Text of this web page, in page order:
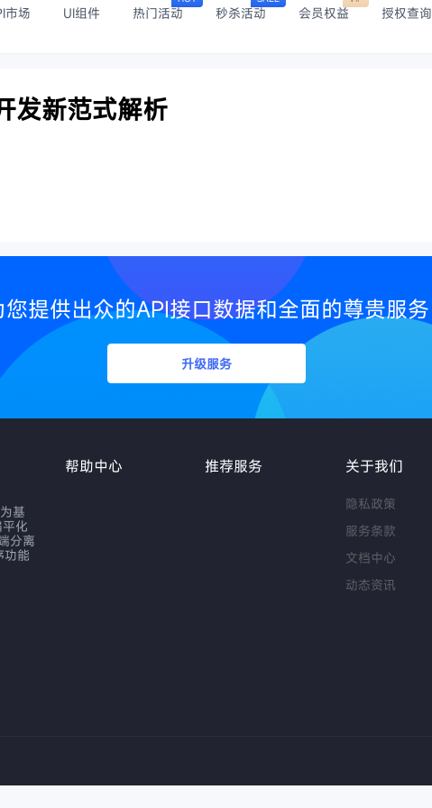
市场 UI组件 热门活动 秒杀活动 会员权益 授权查询
发新范式解析
您提供出众的API接口数据和全面的尊贵服务
升级服务
基
化
分离
功能
帮助中心 推荐服务 关于我们
隐私政策
服务条款
文档中心
动态资讯